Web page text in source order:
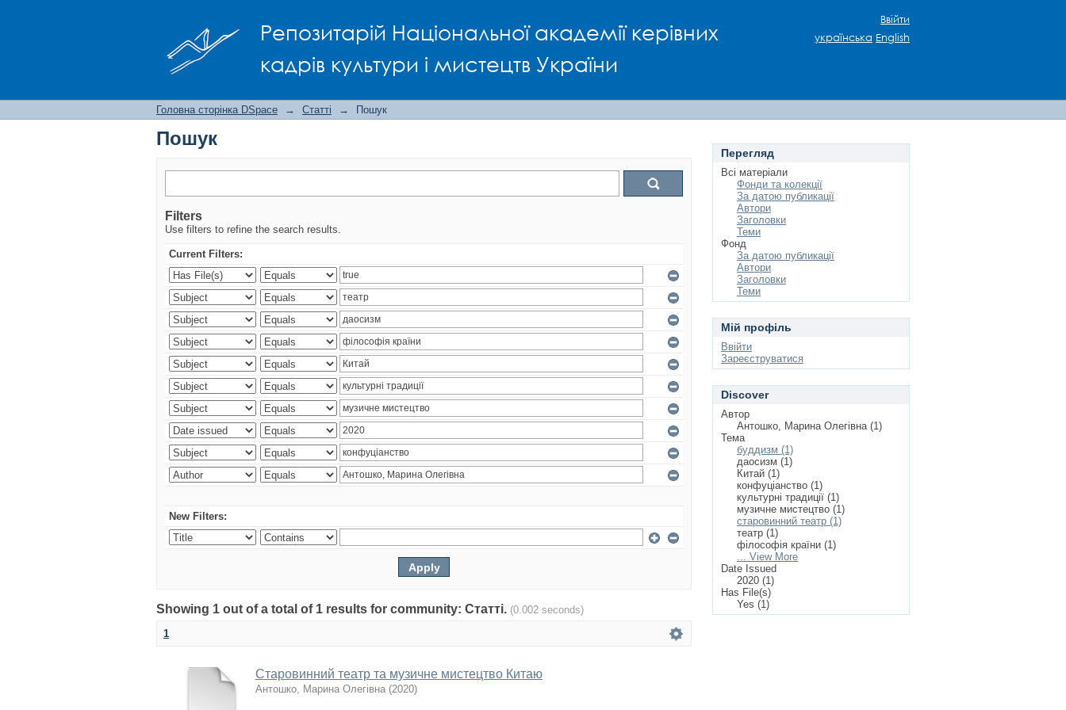
Репозитарій Національної академії керівних
кадрів культури і мистецтв України
Ввійти
українська English
Головна сторінка DSpace → Статті → Пошук
Пошук
Filters
Use filters to refine the search results.
Current Filters:
New Filters:
Showing 1 out of a total of 1 results for community: Статті. (0.002 seconds)
1
Старовинний театр та музичне мистецтво Китаю
Антошко, Марина Олегівна (2020)
Перегляд
Всі матеріали
Фонди та колекції
За датою публикації
Автори
Заголовки
Теми
Фонд
За датою публикації
Автори
Заголовки
Теми
Мій профіль
Ввійти
Зареєструватися
Discover
Автор
Антошко, Марина Олегівна (1)
Тема
буддизм (1)
даосизм (1)
Китай (1)
конфуціанство (1)
культурні традиції (1)
музичне мистецтво (1)
старовинний театр (1)
театр (1)
філософія країни (1)
... View More
Date Issued
2020 (1)
Has File(s)
Yes (1)